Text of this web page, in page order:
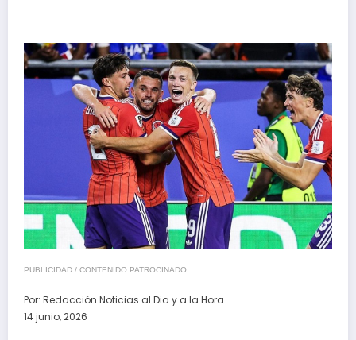
PUBLICIDAD / CONTENIDO PATROCINADO
Por: Redacción Noticias al Dia y a la Hora
14 junio, 2026